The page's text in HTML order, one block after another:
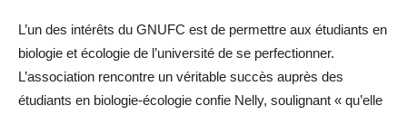
L’un des intérêts du GNUFC est de permettre aux étudiants en
biologie et écologie de l’université de se perfectionner.
L’association rencontre un véritable succès auprès des
étudiants en biologie-écologie confie Nelly, soulignant « qu’elle